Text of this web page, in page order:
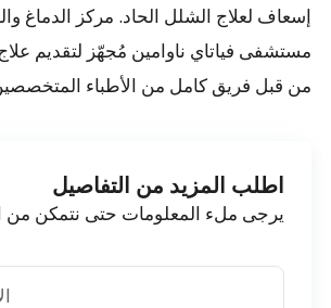
إسعاف لعلاج الشلل الحاد. مركز الدماغ
مستشفى فياتاي ناوامين مُجهّز لتقديم
من قبل فريق كامل من الأطباء
اطلب المزيد من التفاصيل
يرجى ملء المعلومات حتى نتمكن من